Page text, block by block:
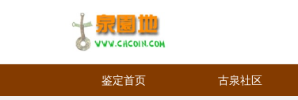
鉴定首页 古泉社区